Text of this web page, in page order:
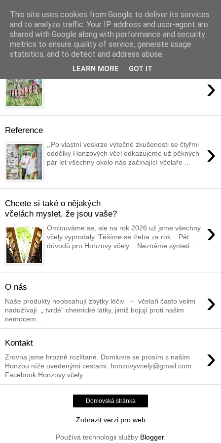
úterý 11. března 2014
›
Reference
›
,,Po vlastní veskrze výtečné zkušenosti se čtyřmi
oddělky Honzových včel odkazujeme už pěkných
pár let všechny okolo nás začínající včelaře ...
Chcete si také o nějakých
včelách myslet, že jsou vaše?
›
Omlouváme se, ale na rok 2026 už jsme všechny
včely vyprodaly. Těšíme se třeba za rok. Pět
důvodů pro Honzovy včely: Neznáme synteti...
O nás ›
Naše produkty neobsahují zbytky léčiv – včelaři často velmi
nadužívají „ tvrdé" chemické látky, jimiž bojují proti našim
nemocem....
Kontakt ›
Zrovna jsme hrozně rozlítané. Domluvte se prosím s naším
Honzou níže uvedenými cestami. honzovyvcely@gmail.com
Facebook Honzovy včely ...
Domovská stránka
Zobrazit verzi pro web
Používá technologii služby Blogger.
This site uses cookies from Google to deliver its services
and to analyze traffic. Your IP address and user-agent are
shared with Google along with performance and security
metrics to ensure quality of service, generate usage
statistics, and to detect and address abuse.
LEARN MORE GOT IT